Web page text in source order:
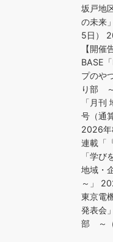
坂戸地
の未来
5日）
【開
BASE
プのや
り部 ～
「月
号（通
2026年
連載「
「学
地域・
～」
東京電
発表会
部 ～（